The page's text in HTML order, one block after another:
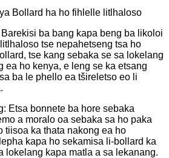
Bollard ha ho fihlelle litlhaloso
ba bang kapa beng ba likoloi
tse nepahetseng tsa ho
tse kang sebaka se sa lokelang
ea ho kenya, e leng se ka etsang
ba le phello ea tšireletso eo li
Etsa bonnete ba hore sebaka
a moralo oa sebaka sa ho paka
tiisoa ka thata nakong ea ho
kapa ho sekamisa li-bollard ka
lokelang kapa matla a sa lekanang.